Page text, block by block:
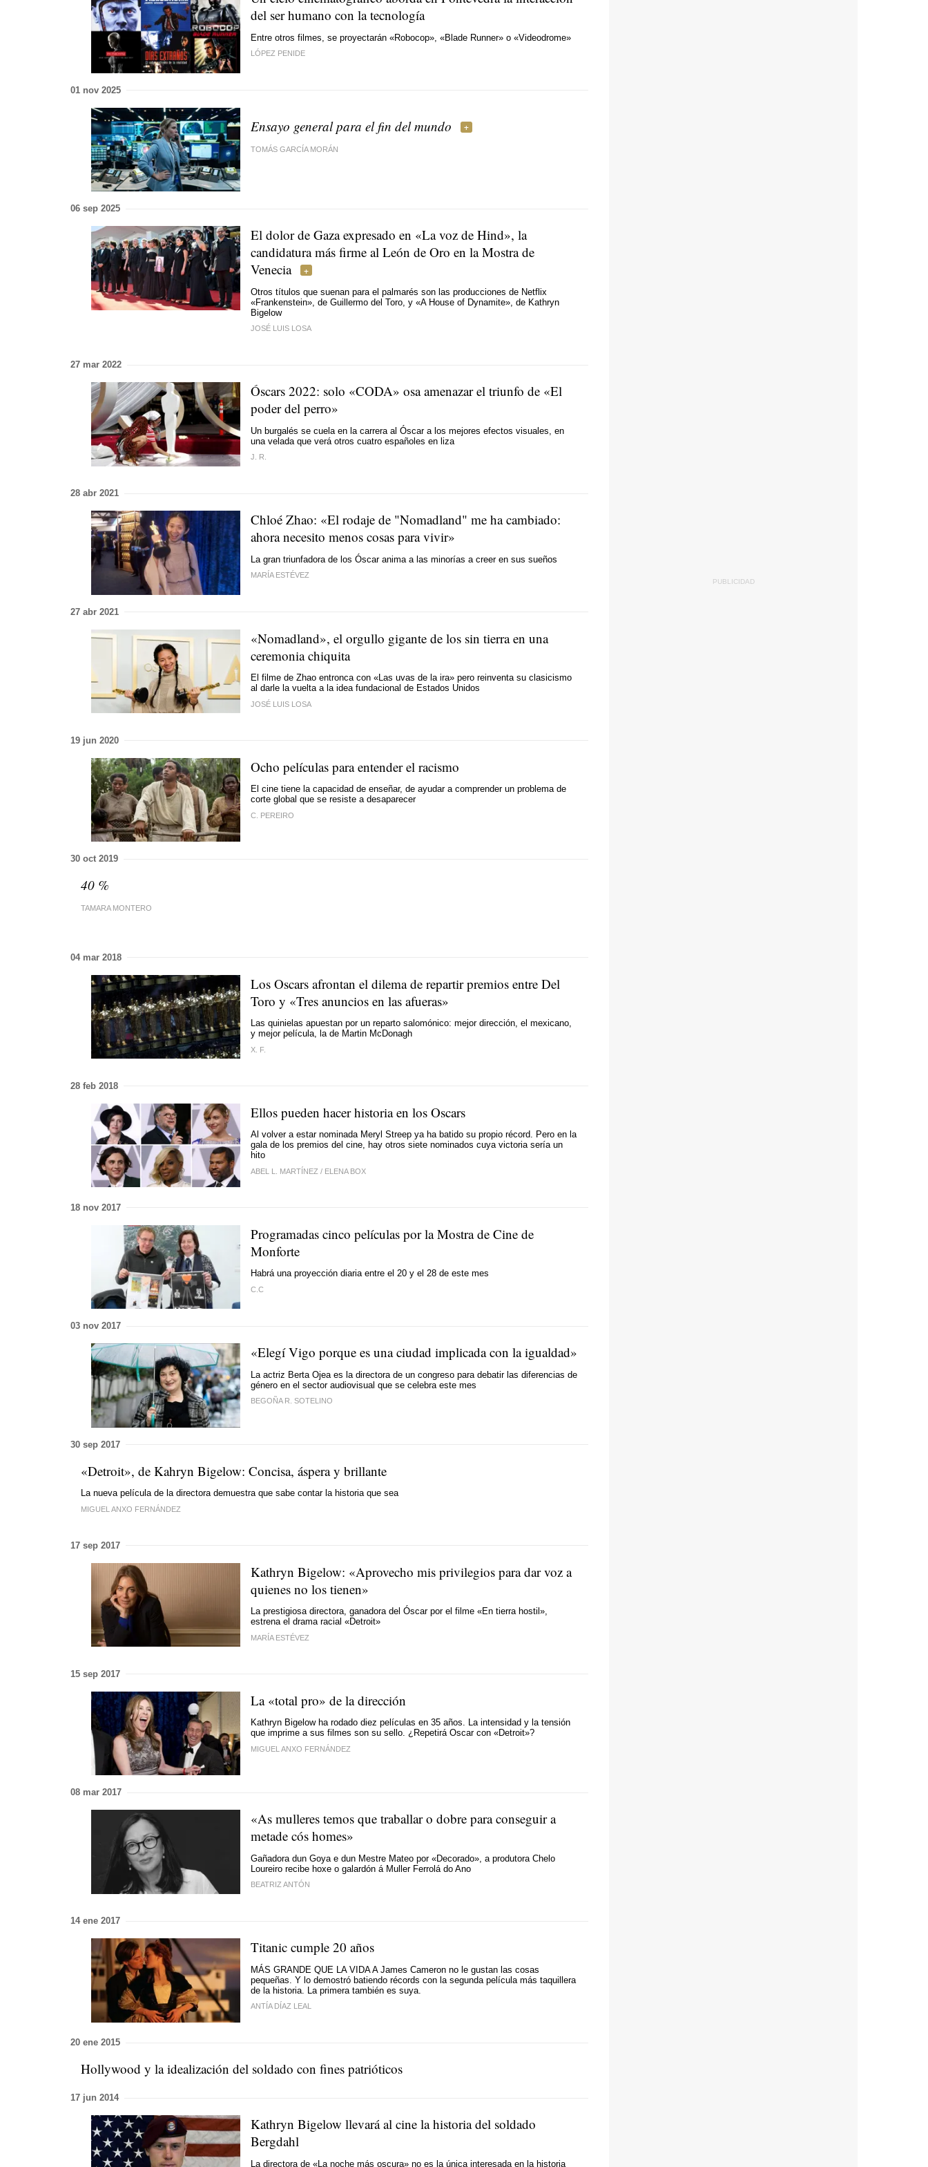
del ser humano con la tecnología
Entre otros filmes, se proyectarán «Robocop», «Blade Runner» o «Videodrome»
LÓPEZ PENIDE
01 nov 2025
Ensayo general para el fin del mundo
TOMÁS GARCÍA MORÁN
06 sep 2025
El dolor de Gaza expresado en «La voz de Hind», la
candidatura más firme al León de Oro en la Mostra de
Venecia
Otros títulos que suenan para el palmarés son las producciones de Netflix
«Frankenstein», de Guillermo del Toro, y «A House of Dynamite», de Kathryn
Bigelow
JOSÉ LUIS LOSA
27 mar 2022
Óscars 2022: solo «CODA» osa amenazar el triunfo de «El
poder del perro»
Un burgalés se cuela en la carrera al Óscar a los mejores efectos visuales, en
una velada que verá otros cuatro españoles en liza
J. R.
28 abr 2021
Chloé Zhao: «El rodaje de "Nomadland" me ha cambiado:
ahora necesito menos cosas para vivir»
La gran triunfadora de los Óscar anima a las minorías a creer en sus sueños
MARÍA ESTÉVEZ
27 abr 2021
«Nomadland», el orgullo gigante de los sin tierra en una
ceremonia chiquita
El filme de Zhao entronca con «Las uvas de la ira» pero reinventa su clasicismo
al darle la vuelta a la idea fundacional de Estados Unidos
JOSÉ LUIS LOSA
19 jun 2020
Ocho películas para entender el racismo
El cine tiene la capacidad de enseñar, de ayudar a comprender un problema de
corte global que se resiste a desaparecer
C. PEREIRO
30 oct 2019
40 %
TAMARA MONTERO
04 mar 2018
Los Oscars afrontan el dilema de repartir premios entre Del
Toro y «Tres anuncios en las afueras»
Las quinielas apuestan por un reparto salomónico: mejor dirección, el mexicano,
y mejor película, la de Martin McDonagh
X. F.
28 feb 2018
Ellos pueden hacer historia en los Oscars
Al volver a estar nominada Meryl Streep ya ha batido su propio récord. Pero en la
gala de los premios del cine, hay otros siete nominados cuya victoria sería un
hito
ABEL L. MARTÍNEZ / ELENA BOX
18 nov 2017
Programadas cinco películas por la Mostra de Cine de
Monforte
Habrá una proyección diaria entre el 20 y el 28 de este mes
C.C
03 nov 2017
«Elegí Vigo porque es una ciudad implicada con la igualdad»
La actriz Berta Ojea es la directora de un congreso para debatir las diferencias de
género en el sector audiovisual que se celebra este mes
BEGOÑA R. SOTELINO
30 sep 2017
«Detroit», de Kahryn Bigelow: Concisa, áspera y brillante
La nueva película de la directora demuestra que sabe contar la historia que sea
MIGUEL ANXO FERNÁNDEZ
17 sep 2017
Kathryn Bigelow: «Aprovecho mis privilegios para dar voz a
quienes no los tienen»
La prestigiosa directora, ganadora del Óscar por el filme «En tierra hostil»,
estrena el drama racial «Detroit»
MARÍA ESTÉVEZ
15 sep 2017
La «total pro» de la dirección
Kathryn Bigelow ha rodado diez películas en 35 años. La intensidad y la tensión
que imprime a sus filmes son su sello. ¿Repetirá Oscar con «Detroit»?
MIGUEL ANXO FERNÁNDEZ
08 mar 2017
«As mulleres temos que traballar o dobre para conseguir a
metade cós homes»
Gañadora dun Goya e dun Mestre Mateo por «Decorado», a produtora Chelo
Loureiro recibe hoxe o galardón á Muller Ferrolá do Ano
BEATRIZ ANTÓN
14 ene 2017
Titanic cumple 20 años
MÁS GRANDE QUE LA VIDA A James Cameron no le gustan las cosas
pequeñas. Y lo demostró batiendo récords con la segunda película más taquillera
de la historia. La primera también es suya.
ANTÍA DÍAZ LEAL
20 ene 2015
Hollywood y la idealización del soldado con fines patrióticos
17 jun 2014
Kathryn Bigelow llevará al cine la historia del soldado
Bergdahl
La directora de «La noche más oscura» no es la única interesada en la historia